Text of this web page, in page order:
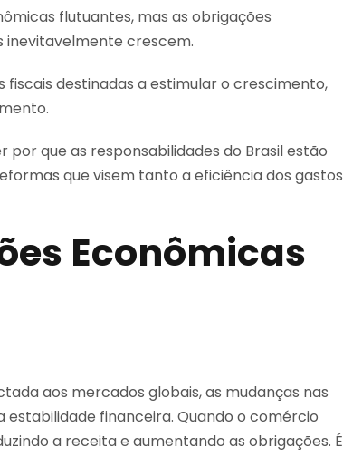
flutuantes, mas as obrigações
inevitavelmente crescem.
destinadas a estimular o crescimento,
que as responsabilidades do Brasil estão
que visem tanto a eficiência dos gastos
Econômicas
aos mercados globais, as mudanças nas
financeira. Quando o comércio
a receita e aumentando as obrigações. É